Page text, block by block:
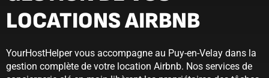
LOCATIONS AIRBNB
YourHostHelper vous accompagne au Puy-en-Velay dans la
gestion complète de votre location Airbnb. Nos services de